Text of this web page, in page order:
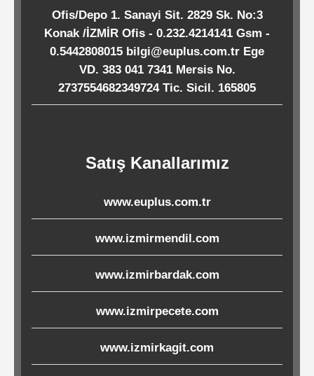
Köpük
Kaseler
Tabaklar
Ürünleri
Melamin
Porselen-
Seramik
Cam
Ofis/Depo 1. Sanayi Sit. 2829 Sk. No:3
Konak /İZMİR Ofis - 0.232.4214141 Gsm -
0.5442808015 bilgi@euplus.com.tr Ege
VD. 383 041 7341 Mersis No.
2737554682349724 Tic. Sicil. 165805
Satış Kanallarımız
www.euplus.com.tr
www.izmirmendil.com
www.izmirbardak.com
www.izmirpecete.com
www.izmirkagit.com